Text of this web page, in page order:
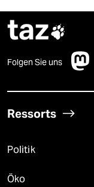
taz
Folgen Sie uns
Ressorts
Politik
Öko